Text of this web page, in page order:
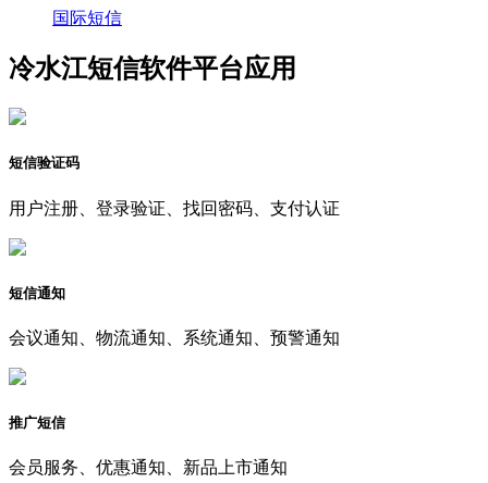
国际短信
冷水江短信软件平台应用
短信验证码
用户注册、登录验证、找回密码、支付认证
短信通知
会议通知、物流通知、系统通知、预警通知
推广短信
会员服务、优惠通知、新品上市通知